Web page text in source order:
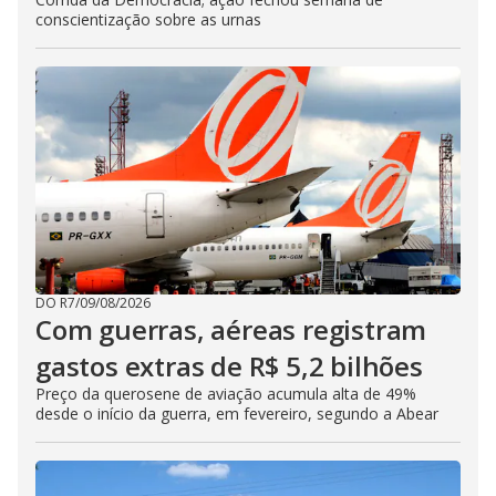
conscientização sobre as urnas
DO R7/09/08/2026
Com guerras, aéreas registram
gastos extras de R$ 5,2 bilhões
Preço da querosene de aviação acumula alta de 49%
desde o início da guerra, em fevereiro, segundo a Abear